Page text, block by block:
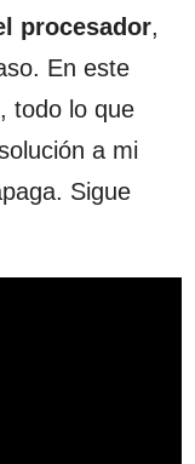
procesador,
En este
todo lo que
a mi
Sigue